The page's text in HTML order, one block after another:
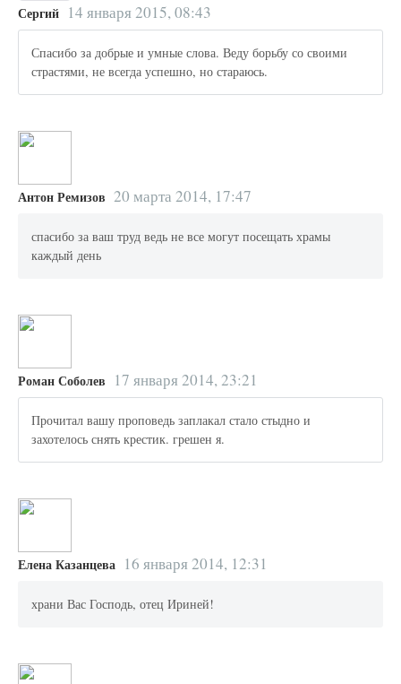
Сергий 14 января 2015, 08:43
Спасибо за добрые и умные слова. Веду борьбу со своими
страстями, не всегда успешно, но стараюсь.
Антон Ремизов 20 марта 2014, 17:47
спасибо за ваш труд ведь не все могут посещать храмы
каждый день
Роман Соболев 17 января 2014, 23:21
Прочитал вашу проповедь заплакал стало стыдно и
захотелось снять крестик. грешен я.
Елена Казанцева 16 января 2014, 12:31
храни Вас Господь, отец Ириней!